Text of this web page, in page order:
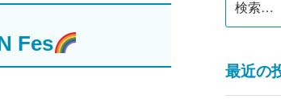
Fes
索:
最近の